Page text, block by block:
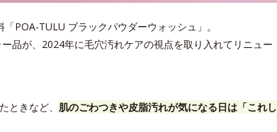
POA-TULU ブラックパウダーウォッシュ」。
品が、2024年に毛穴汚れケアの視点を取り入れてリニュー
ときなど、 肌のごわつきや皮脂汚れが気になる日は「これし